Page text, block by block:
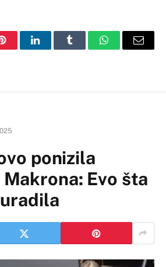
PinterestLinkedInTumblr WhatsAppEmail
ponizila
Evo šta